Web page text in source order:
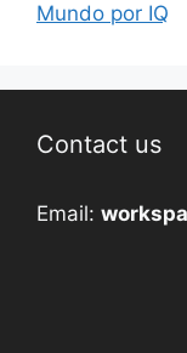
Mundo por IQ
Contact us
Email: